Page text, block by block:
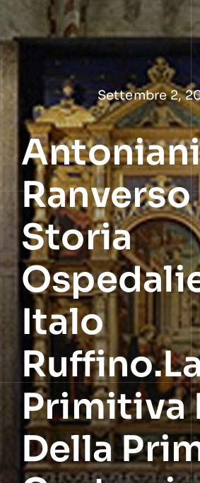
contenuto
Settembre 2,
Ranverso
Storia
Italo
Primitiva
Della